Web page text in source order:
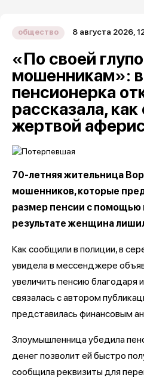
общество 8 августа 2026,
«По своей
мошенникам»:
пенсионерка
рассказала, как
жертвой
70-летняя жительница
мошенников, которые
размер пенсии с помощью
результате женщина
Как сообщили в полиции, в
увидела в мессенджере
увеличить пенсию
связалась с автором
представилась финансовым
Злоумышленница убедила
денег позволит ей быстро
сообщила реквизиты для